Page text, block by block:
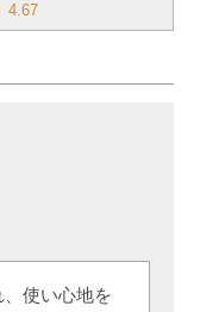
4.67
使い心地を